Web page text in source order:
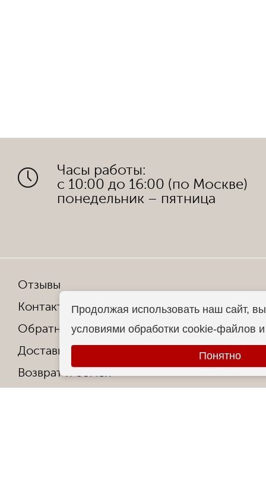
Часы работы:
с 10:00 до 16:00 (по Москве)
понедельник – пятница
Отзывы
Контакты
Обратная связь
Доставка и оплата
Возврат и обмен
Продолжая использовать наш сайт,
условиями обработки cookie-файлов
Понятно